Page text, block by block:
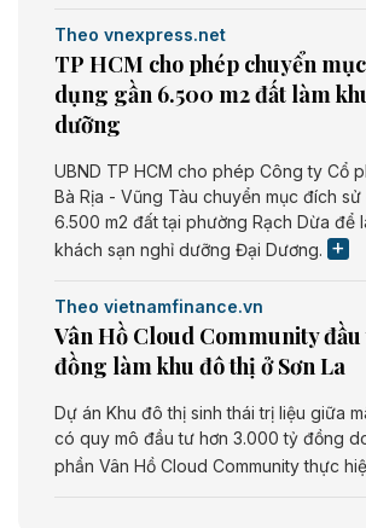
Theo vnexpress.net
TP HCM cho phép chuyển
dụng gần 6.500 m2 đất làm
dưỡng
UBND TP HCM cho phép Công ty Cổ
Bà Rịa - Vũng Tàu chuyển mục đích
6.500 m2 đất tại phường Rạch Dừa để
khách sạn nghỉ dưỡng Đại Dương.
Theo vietnamfinance.vn
Vân Hồ Cloud Community
đồng làm khu đô thị ở Sơn La
Dự án Khu đô thị sinh thái trị liệu giữa
có quy mô đầu tư hơn 3.000 tỷ đồng
phần Vân Hồ Cloud Community thực